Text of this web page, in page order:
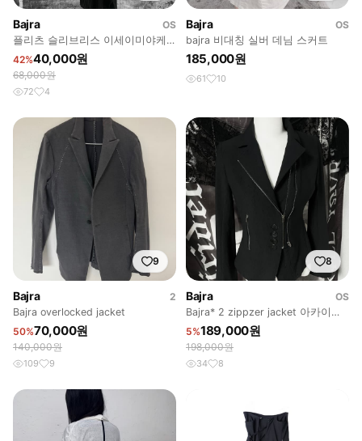
Bajra
OS
플리츠 슬리브리스 이세이미야케
릭오웬스
42%40,000원
68,000원
72 4
Bajra
OS
bajra 비대칭 실버 데님 스커트
185,000원
61 10
9
Bajra
2
Bajra overlocked jacket
50%70,000원
140,000원
109 9
8
Bajra
OS
Bajra* 2 zippzer jacket 아카이브
무채색 하이엔드
5%189,000원
198,000원
34 8